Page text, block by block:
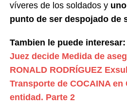
víveres de los soldados y
punto de ser despojado de
Tambien le puede interesar:
Juez decide Medida de
RONALD RODRÍGUEZ
Transporte de COCAINA
entidad. Parte 2